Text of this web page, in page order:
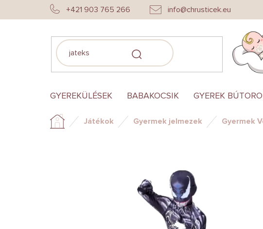
+421 903 765 266 info@chrusticek.eu
KERESÉS
GYEREKÜLÉSEK BABAKOCSIK GYEREK
KezdőlapJátékok Gyermek jelmezek Gyermek